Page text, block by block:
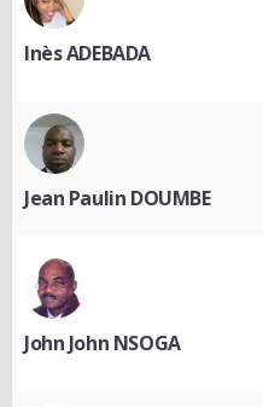
Inès ADEBADA
Jean Paulin DOUMBE
John John NSOGA